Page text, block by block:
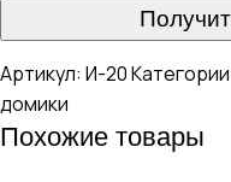
Артикул: И-20
домики
Похожие товары